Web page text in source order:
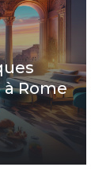
Rome